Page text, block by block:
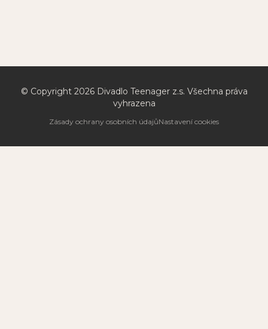
© Copyright 2026Divadlo Teenager z.s. Všechna práva
vyhrazena
Zásady ochrany osobních údajůNastavení cookies